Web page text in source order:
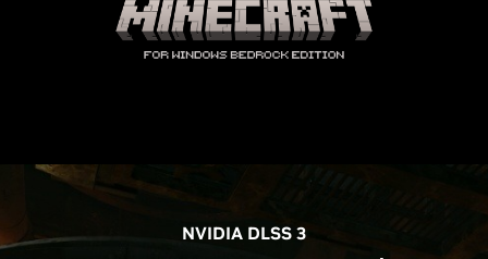
NVIDIA DLSS 3